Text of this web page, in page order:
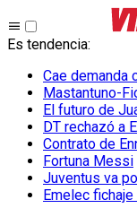
Es tendencia:
Cae demanda
Mastantuno-
El futuro de
DT rechazó a
Contrato de
Fortuna Messi
Juventus va
Emelec